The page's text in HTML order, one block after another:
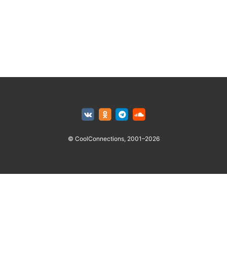
© CoolConnections, 2001–2026